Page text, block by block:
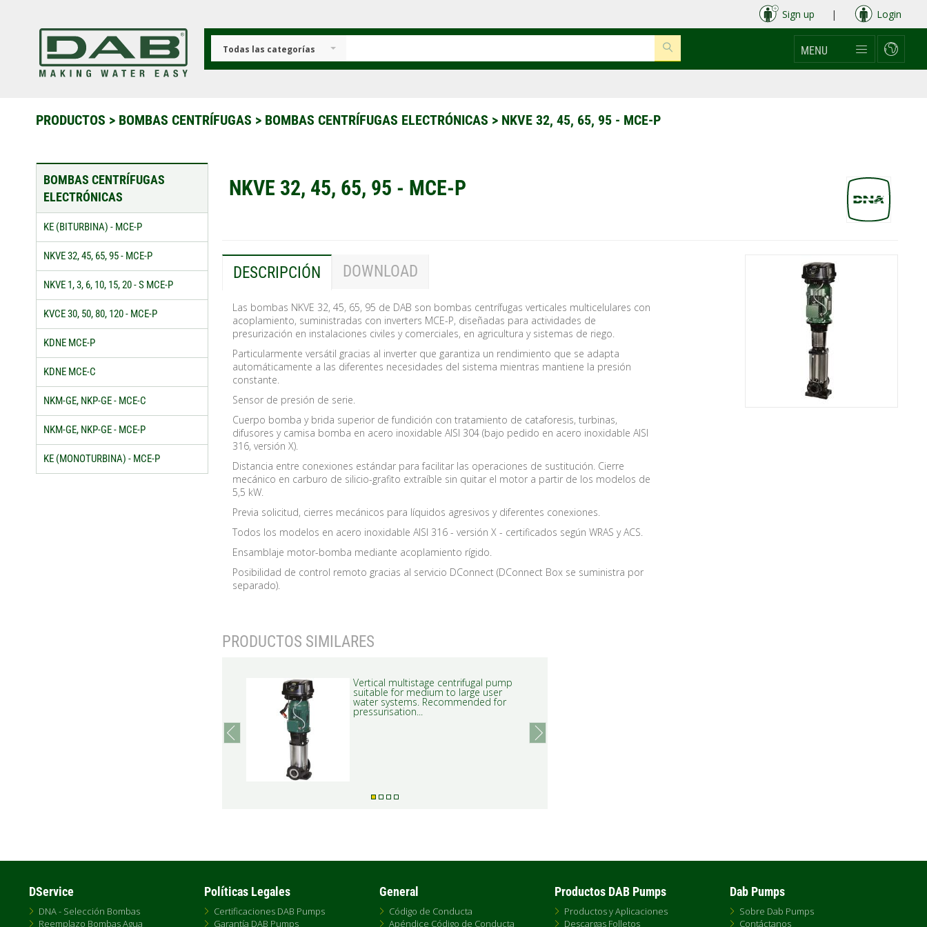
contenido
Sign up | Login
Todas las categorías MENU
PRODUCTOS > BOMBAS CENTRÍFUGAS > BOMBAS CENTRÍFUGAS ELECTRÓNICAS > NKVE 32, 45, 65, 95 - MCE-P
BOMBAS CENTRÍFUGAS
ELECTRÓNICAS
KE (BITURBINA) - MCE-P
NKVE 32, 45, 65, 95 - MCE-P
NKVE 1, 3, 6, 10, 15, 20 - S MCE-P
KVCE 30, 50, 80, 120 - MCE-P
KDNE MCE-P
KDNE MCE-C
NKM-GE, NKP-GE - MCE-C
NKM-GE, NKP-GE - MCE-P
KE (MONOTURBINA) - MCE-P
NKVE 32, 45, 65, 95 - MCE-P
DESCRIPCIÓN DOWNLOAD
Las bombas NKVE 32, 45, 65, 95 de DAB son bombas centrífugas verticales multicelulares con
acoplamiento, suministradas con inverters MCE-P, diseñadas para actividades de
presurización en instalaciones civiles y comerciales, en agricultura y sistemas de riego.
Particularmente versátil gracias al inverter que garantiza un rendimiento que se adapta
automáticamente a las diferentes necesidades del sistema mientras mantiene la presión
constante.
Sensor de presión de serie.
Cuerpo bomba y brida superior de fundición con tratamiento de cataforesis, turbinas,
difusores y camisa bomba en acero inoxidable AISI 304 (bajo pedido en acero inoxidable AISI
316, versión X).
Distancia entre conexiones estándar para facilitar las operaciones de sustitución. Cierre
mecánico en carburo de silicio-grafito extraíble sin quitar el motor a partir de los modelos de
5,5 kW.
Previa solicitud, cierres mecánicos para líquidos agresivos y diferentes conexiones.
Todos los modelos en acero inoxidable AISI 316 - versión X - certificados según WRAS y ACS.
Ensamblaje motor-bomba mediante acoplamiento rígido.
Posibilidad de control remoto gracias al servicio DConnect (DConnect Box se suministra por
separado).
PRODUCTOS SIMILARES
Vertical multistage centrifugal pump
suitable for medium to large user
water systems. Recommended for
pressurisation...
prev next
DService
DNA - Selección Bombas
Reemplazo Bombas Agua
Políticas Legales
Certificaciones DAB Pumps
Garantía DAB Pumps
General
Código de Conducta
Apéndice Código de Conducta
Productos DAB Pumps
Productos y Aplicaciones
Descargas Folletos
Dab Pumps
Sobre Dab Pumps
Contáctanos